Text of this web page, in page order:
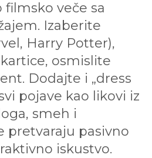
filmsko veče sa
Izaberite
Harry Potter),
osmislite
Dodajte i „dress
pojave kao likovi iz
smeh i
pretvaraju pasivno
iskustvo.